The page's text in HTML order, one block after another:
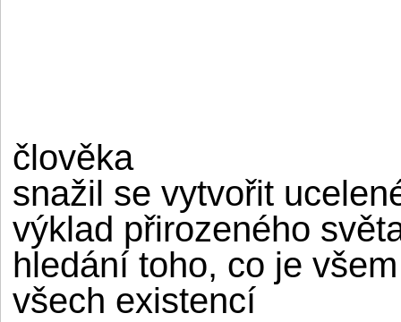
člověka
snažil se vytvořit
výklad přirozeného
hledání toho, co je
všech existencí